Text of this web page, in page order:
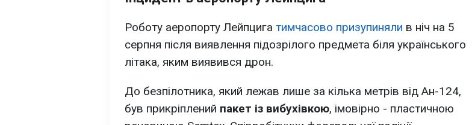
Роботу аеропорту Лейпцига тимчасово призупиняли в ніч на 5
серпня після виявлення підозрілого предмета біля українського
літака, яким виявився дрон.
До безпілотника, який лежав лише за кілька метрів від Ан-124,
був прикріплений пакет із вибухівкою, імовірно - пластичною